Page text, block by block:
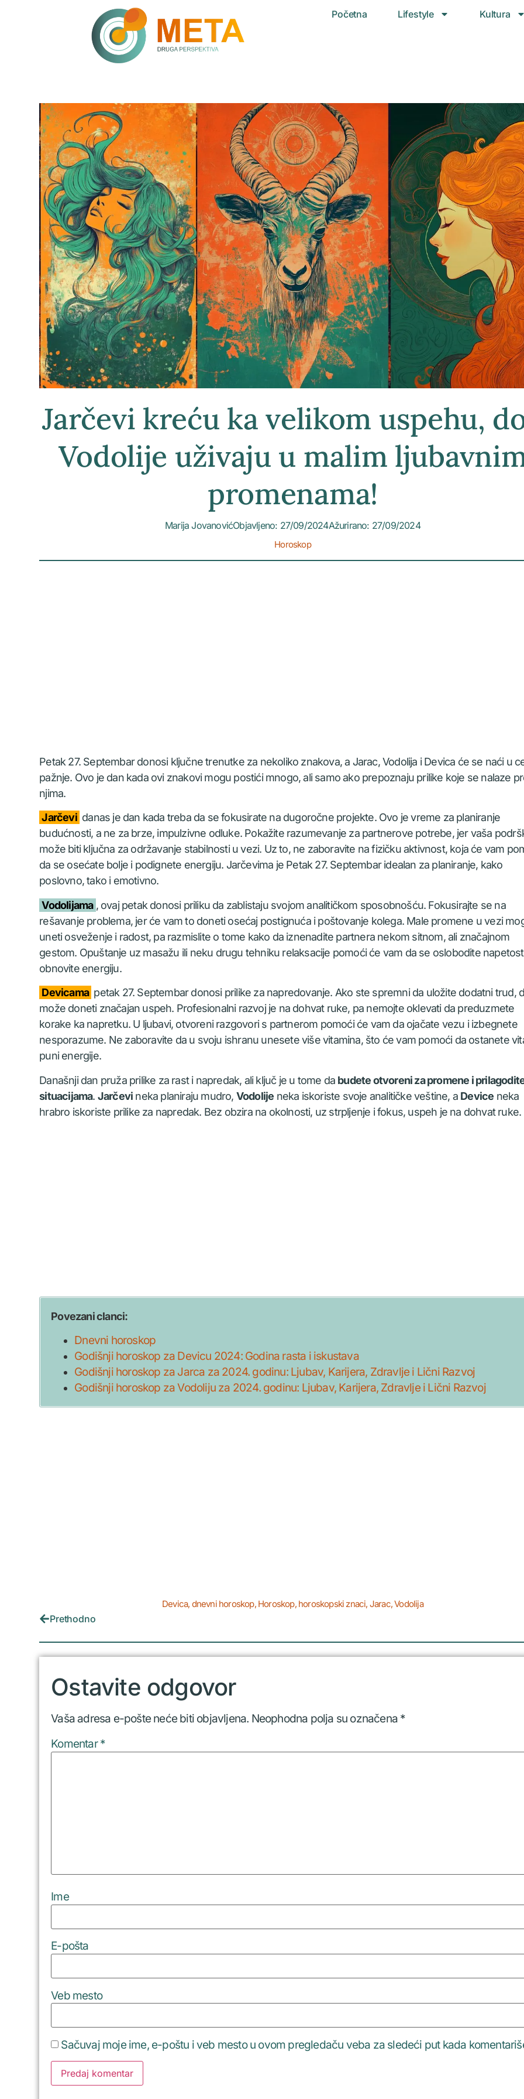
Početna Lifestyle Kultura
Jarčevi kreću ka velikom uspehu,
Vodolije uživaju u malim
promenama!
Marija JovanovićObjavljeno: 27/09/2024Ažurirano: 27/09/2024
Horoskop
Petak 27. Septembar donosi ključne trenutke za nekoliko znakova, a Jarac, Vodolija i Devica će se naći u
pažnje. Ovo je dan kada ovi znakovi mogu postići mnogo, ali samo ako prepoznaju prilike koje se nalaze
njima.
Jarčevi danas je dan kada treba da se fokusirate na dugoročne projekte. Ovo je vreme za planiranje
budućnosti, a ne za brze, impulzivne odluke. Pokažite razumevanje za partnerove potrebe, jer vaša
može biti ključna za održavanje stabilnosti u vezi. Uz to, ne zaboravite na fizičku aktivnost, koja će vam
da se osećate bolje i podignete energiju. Jarčevima je Petak 27. Septembar idealan za planiranje, kako
poslovno, tako i emotivno.
Vodolijama , ovaj petak donosi priliku da zablistaju svojom analitičkom sposobnošću. Fokusirajte se na
rešavanje problema, jer će vam to doneti osećaj postignuća i poštovanje kolega. Male promene u vezi
uneti osveženje i radost, pa razmislite o tome kako da iznenadite partnera nekom sitnom, ali značajnom
gestom. Opuštanje uz masažu ili neku drugu tehniku relaksacije pomoći će vam da se oslobodite
obnovite energiju.
Devicama petak 27. Septembar donosi prilike za napredovanje. Ako ste spremni da uložite dodatni trud,
može doneti značajan uspeh. Profesionalni razvoj je na dohvat ruke, pa nemojte oklevati da preduzmete
korake ka napretku. U ljubavi, otvoreni razgovori s partnerom pomoći će vam da ojačate vezu i izbegnete
nesporazume. Ne zaboravite da u svoju ishranu unesete više vitamina, što će vam pomoći da ostanete
puni energije.
Današnji dan pruža prilike za rast i napredak, ali ključ je u tome da budete otvoreni za promene i
situacijama. Jarčevi neka planiraju mudro, Vodolije neka iskoriste svoje analitičke veštine, a Device neka
hrabro iskoriste prilike za napredak. Bez obzira na okolnosti, uz strpljenje i fokus, uspeh je na dohvat ruke.
Povezani clanci:
Dnevni horoskop
Godišnji horoskop za Devicu 2024: Godina rasta i iskustava
Godišnji horoskop za Jarca za 2024. godinu: Ljubav, Karijera, Zdravlje i Lični Razvoj
Godišnji horoskop za Vodoliju za 2024. godinu: Ljubav, Karijera, Zdravlje i Lični Razvoj
Devica, dnevni horoskop, Horoskop, horoskopski znaci, Jarac,Vodolija
Prethodno
Ostavite odgovor
Vaša adresa e-pošte neće biti objavljena. Neophodna polja su označena *
Komentar*
Ime
E-pošta
Veb mesto
Sačuvaj moje ime, e-poštu i veb mesto u ovom pregledaču veba za sledeći put kada